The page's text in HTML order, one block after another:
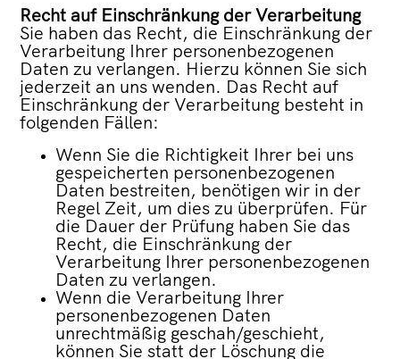
Recht auf Einschränkung der Verarbeitung
Sie haben das Recht, die Einschränkung der
Verarbeitung Ihrer personenbezogenen
Daten zu verlangen. Hierzu können Sie sich
jederzeit an uns wenden. Das Recht auf
Einschränkung der Verarbeitung besteht in
folgenden Fällen:
Wenn Sie die Richtigkeit Ihrer bei uns
gespeicherten personenbezogenen
Daten bestreiten, benötigen wir in der
Regel Zeit, um dies zu überprüfen. Für
die Dauer der Prüfung haben Sie das
Recht, die Einschränkung der
Verarbeitung Ihrer personenbezogenen
Daten zu verlangen.
Wenn die Verarbeitung Ihrer
personenbezogenen Daten
unrechtmäßig geschah/geschieht,
können Sie statt der Löschung die